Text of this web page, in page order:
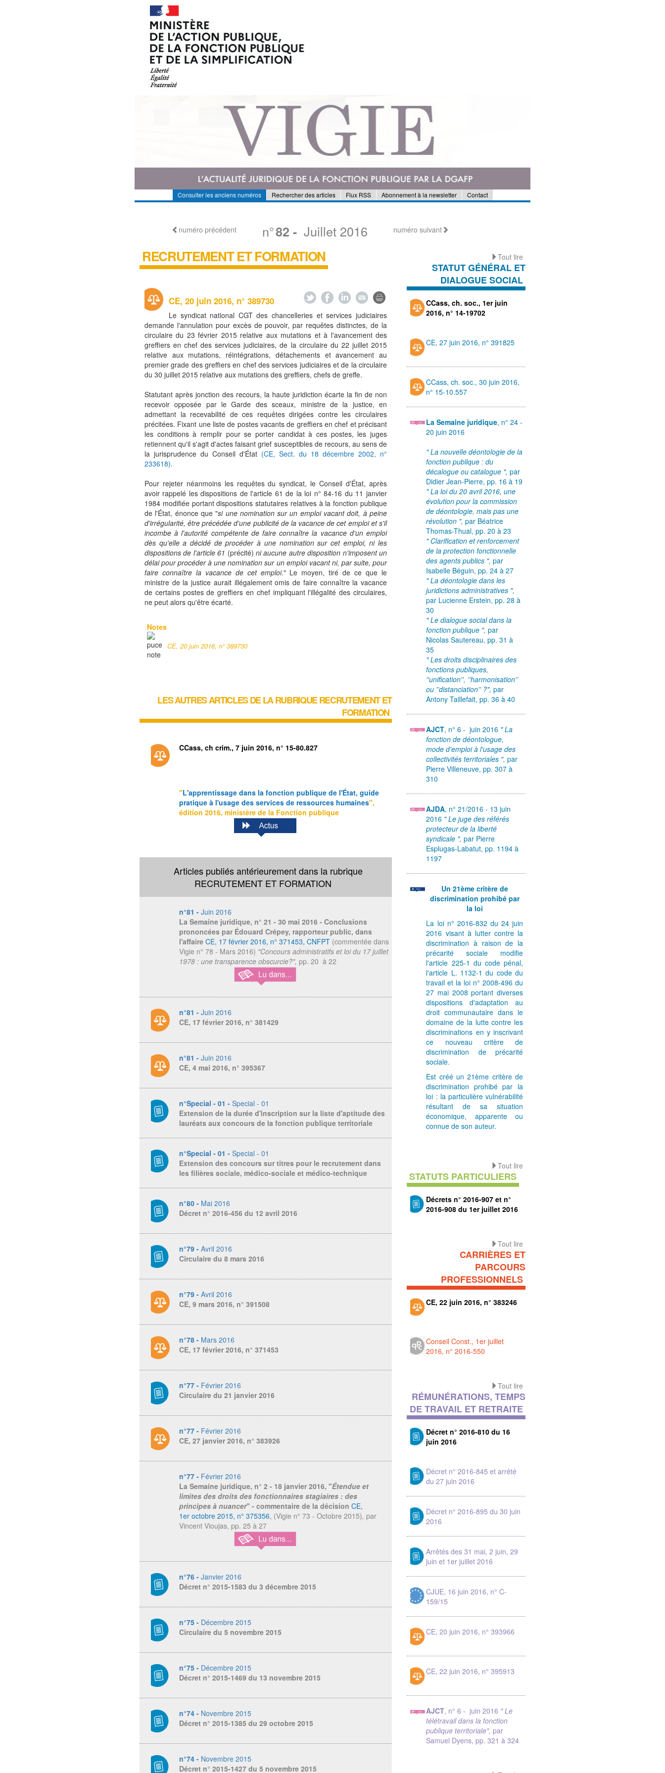
Consulter les anciens numéros Rechercher des articles Flux RSS Abonnement à la newsletter Contact
numéro précédent n°82 - Juillet 2016 numéro suivant
RECRUTEMENT ET FORMATION
CE, 20 juin 2016, n° 389730
Le syndicat national CGT des chancelleries et services judiciaires
demande l'annulation pour excès de pouvoir, par requêtes distinctes, de la
circulaire du 23 février 2015 relative aux mutations et à l'avancement des
greffiers en chef des services judiciaires, de la circulaire du 22 juillet 2015
relative aux mutations, réintégrations, détachements et avancement au
premier grade des greffiers en chef des services judiciaires et de la circulaire
du 30 juillet 2015 relative aux mutations des greffiers, chefs de greffe.
Statutant après jonction des recours, la haute juridiction écarte la fin de non
recevoir opposée par le Garde des sceaux, ministre de la justice, en
admettant la recevabilité de ces requêtes dirigées contre les circulaires
précitées. Fixant une liste de postes vacants de greffiers en chef et précisant
les conditions à remplir pour se porter candidat à ces postes, les juges
retiennent qu'il s'agit d'actes faisant grief susceptibles de recours, au sens de
la jurisprudence du Conseil d'État (CE, Sect. du 18 décembre 2002, n°
233618).
Pour rejeter néanmoins les requêtes du syndicat, le Conseil d'État, après
avoir rappelé les dispositions de l'article 61 de la loi n° 84-16 du 11 janvier
1984 modifiée portant dispositions statutaires relatives à la fonction publique
de l'État, énonce que "si une nomination sur un emploi vacant doit, à peine
d'irrégularité, être précédée d'une publicité de la vacance de cet emploi et s'il
incombe à l'autorité compétente de faire connaître la vacance d'un emploi
dès qu'elle a décidé de procéder à une nomination sur cet emploi, ni les
dispositions de l'article 61 (précité) ni aucune autre disposition n'imposent un
délai pour procéder à une nomination sur un emploi vacant ni, par suite, pour
faire connaître la vacance de cet emploi." Le moyen, tiré de ce que le
ministre de la justice aurait illégalement omis de faire connaître la vacance
de certains postes de greffiers en chef impliquant l'illégalité des circulaires,
ne peut alors qu'être écarté.
Notes
CE, 20 juin 2016, n° 389730
LES AUTRES ARTICLES DE LA RUBRIQUERECRUTEMENT ET
FORMATION
CCass, ch crim., 7 juin 2016, n° 15-80.827
"L'apprentissage dans la fonction publique de l'État, guide
pratique à l'usage des services de ressources humaines",
édition 2016, ministère de la Fonction publique
Articles publiés antérieurement dans la rubrique
RECRUTEMENT ET FORMATION
n°81 - Juin 2016
La Semaine juridique, n° 21 - 30 mai 2016 - Conclusions
prononcées par Édouard Crépey, rapporteur public, dans
l'affaire CE, 17 février 2016, n° 371453, CNFPT (commentée dans
Vigie n° 78 - Mars 2016) "Concours administratifs et loi du 17 juillet
1978 : une transparence obscurcie?", pp. 20 à 22
n°81 - Juin 2016
CE, 17 février 2016, n° 381429
n°81 - Juin 2016
CE, 4 mai 2016, n° 395367
n°Special - 01 - Special - 01
Extension de la durée d'inscription sur la liste d'aptitude des
lauréats aux concours de la fonction publique territoriale
n°Special - 01 - Special - 01
Extension des concours sur titres pour le recrutement dans
les filières sociale, médico-sociale et médico-technique
n°80 - Mai 2016
Décret n° 2016-456 du 12 avril 2016
n°79 - Avril 2016
Circulaire du 8 mars 2016
n°79 - Avril 2016
CE, 9 mars 2016, n° 391508
n°78 - Mars 2016
CE, 17 février 2016, n° 371453
n°77 - Février 2016
Circulaire du 21 janvier 2016
n°77 - Février 2016
CE, 27 janvier 2016, n° 383926
n°77 - Février 2016
La Semaine juridique, n° 2 - 18 janvier 2016, "Étendue et
limites des droits des fonctionnaires stagiaires : des
principes à nuancer" - commentaire de la décision CE,
1er octobre 2015, n° 375356, (Vigie n° 73 - Octobre 2015), par
Vincent Vioujas, pp. 25 à 27
n°76 - Janvier 2016
Décret n° 2015-1583 du 3 décembre 2015
n°75 - Décembre 2015
Circulaire du 5 novembre 2015
n°75 - Décembre 2015
Décret n° 2015-1469 du 13 novembre 2015
n°74 - Novembre 2015
Décret n° 2015-1385 du 29 octobre 2015
n°74 - Novembre 2015
Décret n° 2015-1427 du 5 novembre 2015
Tout lire
STATUT GÉNÉRAL ET
DIALOGUE SOCIAL
CCass, ch. soc., 1er juin
2016, n° 14-19702
CE, 27 juin 2016, n° 391825
CCass, ch. soc., 30 juin 2016,
n° 15-10.557
La Semaine juridique, n° 24 -
20 juin 2016
" La nouvelle déontologie de la
fonction publique : du
décalogue ou catalogue ",par
Didier Jean-Pierre, pp. 16 à 19
" La loi du 20 avril 2016, une
évolution pour la commission
de déontologie, mais pas une
révolution ",par Béatrice
Thomas-Thual, pp. 20 à 23
" Clarification et renforcement
de la protection fonctionnelle
des agents publics ",par
Isabelle Béguin, pp. 24 à 27
" La déontologie dans les
juridictions administratives ",
par Lucienne Erstein, pp. 28 à
30
" Le dialogue social dans la
fonction publique ",par
Nicolas Sautereau, pp. 31 à
35
" Les droits disciplinaires des
fonctions publiques,
''unification'', ''harmonisation''
ou ''distanciation'' ?",par
Antony Taillefait, pp. 36 à 40
AJCT, n° 6 - juin 2016 " La
fonction de déontologue,
mode d'emploi à l'usage des
collectivités territoriales ",par
Pierre Villeneuve, pp. 307 à
310
AJDA, n° 21/2016 - 13 juin
2016 " Le juge des référés
protecteur de la liberté
syndicale ",par Pierre
Esplugas-Labatut, pp. 1194 à
1197
Un 21ème critère de
discrimination prohibé par
la loi
La loi n° 2016-832 du 24 juin
2016 visant à lutter contre la
discrimination à raison de la
précarité sociale modifie
l'article 225-1 du code pénal,
l'article L. 1132-1 du code du
travail et la loi n° 2008-496 du
27 mai 2008 portant diverses
dispositions d'adaptation au
droit communautaire dans le
domaine de la lutte contre les
discriminations en y inscrivant
ce nouveau critère de
discrimination de précarité
sociale.
Est créé un 21ème critère de
discrimination prohibé par la
loi : la particulière vulnérabilité
résultant de sa situation
économique, apparente ou
connue de son auteur.
Tout lire
STATUTS PARTICULIERS
Décrets n° 2016-907 et n°
2016-908 du 1er juillet 2016
Tout lire
CARRIÈRES ET
PARCOURS
PROFESSIONNELS
CE, 22 juin 2016, n° 383246
Conseil Const., 1er juillet
2016, n° 2016-550
Tout lire
RÉMUNÉRATIONS, TEMPS
DE TRAVAIL ET RETRAITE
Décret n° 2016-810 du 16
juin 2016
Décret n° 2016-845 et arrêté
du 27 juin 2016
Décret n° 2016-895 du 30 juin
2016
Arrêtés des 31 mai, 2 juin, 29
juin et 1er juillet 2016
CJUE, 16 juin 2016, n° C-
159/15
CE, 20 juin 2016, n° 393966
CE, 22 juin 2016, n° 395913
AJCT, n° 6 - juin 2016 " Le
télétravail dans la fonction
publique territoriale",par
Samuel Dyens, pp. 321 à 324